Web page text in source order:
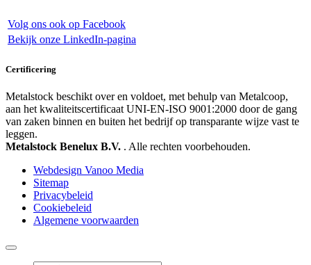
Volg ons ook op Facebook
Bekijk onze LinkedIn-pagina
Certificering
Metalstock beschikt over en voldoet, met behulp van Metalcoop,
aan het kwaliteitscertificaat UNI-EN-ISO 9001:2000 door de gang
van zaken binnen en buiten het bedrijf op transparante wijze vast te
leggen.
Metalstock Benelux B.V. . Alle rechten voorbehouden.
Webdesign Vanoo Media
Sitemap
Privacybeleid
Cookiebeleid
Algemene voorwaarden